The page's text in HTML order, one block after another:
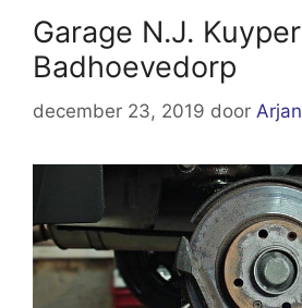
Garage N.J. Kuyper
Badhoevedorp
december 23, 2019 door Arjan